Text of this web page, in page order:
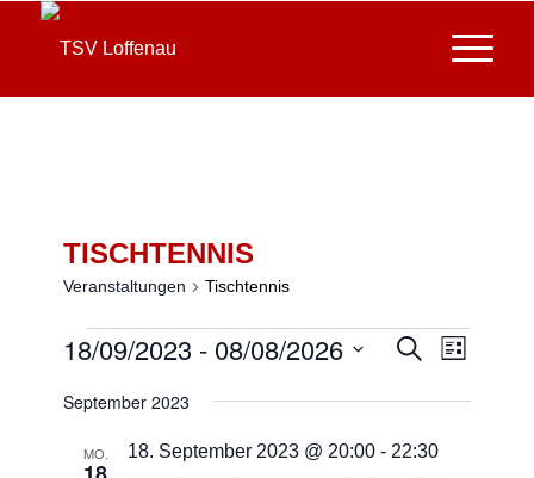
TISCHTENNIS
Veranstaltungen Tischtennis
Veranstaltungen Suche
Liste
18/09/2023 - 08/08/2026
wählen.
September 2023
MO. 18. September 2023 @ 20:00 - 22:30